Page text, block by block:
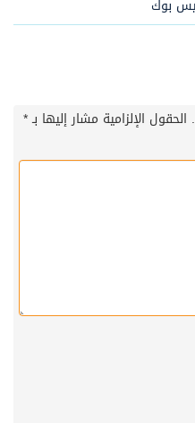
بوك
الحقول الإلزامية مشار إليها بـ*